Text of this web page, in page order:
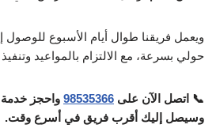
ويعمل فريقنا طوال أيام الأسبوع
حولي بسرعة، مع الالتزام بالمواعيد
📞 اتصل الآن على 98535366 واحجز
وسيصل إليك أقرب فريق في أسرع وقت.